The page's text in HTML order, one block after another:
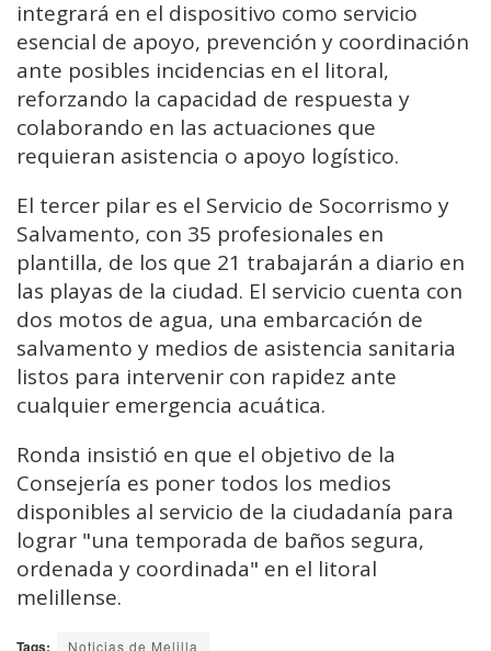
integrará en el dispositivo como servicio
esencial de apoyo, prevención y coordinación
ante posibles incidencias en el litoral,
reforzando la capacidad de respuesta y
colaborando en las actuaciones que
requieran asistencia o apoyo logístico.
El tercer pilar es el Servicio de Socorrismo y
Salvamento, con 35 profesionales en
plantilla, de los que 21 trabajarán a diario en
las playas de la ciudad. El servicio cuenta con
dos motos de agua, una embarcación de
salvamento y medios de asistencia sanitaria
listos para intervenir con rapidez ante
cualquier emergencia acuática.
Ronda insistió en que el objetivo de la
Consejería es poner todos los medios
disponibles al servicio de la ciudadanía para
lograr "una temporada de baños segura,
ordenada y coordinada" en el litoral
melillense.
Tags: Noticias de Melilla